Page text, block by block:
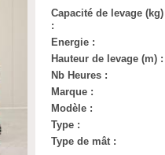
Capacité de levage (kg)
:
Energie :
Hauteur de levage (m) :
Nb Heures :
Marque :
Modèle :
Type :
Type de mât :